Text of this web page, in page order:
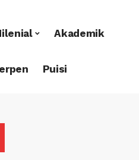
Akademik
Puisi